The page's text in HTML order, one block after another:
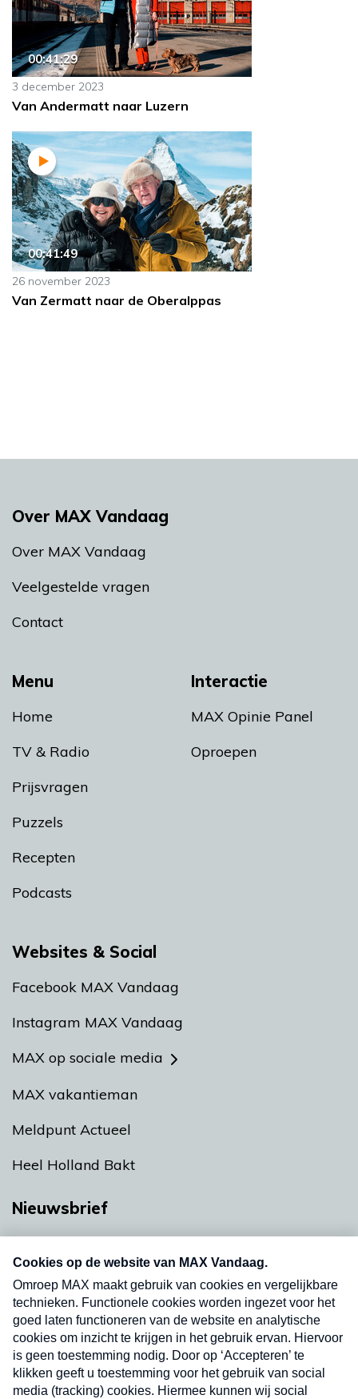
00:41:29
3 december 2023
Van Andermatt naar Luzern
00:41:49
26 november 2023
Van Zermatt naar de Oberalppas
Menu
Home
TV & Radio
Prijsvragen
Puzzels
Recepten
Podcasts
Interactie
MAX Opinie Panel
Oproepen
Over MAX Vandaag
Over MAX Vandaag
Veelgestelde vragen
Contact
Websites & Social
Facebook MAX Vandaag
Instagram MAX Vandaag
MAX op sociale media
MAX vakantieman
Meldpunt Actueel
Heel Holland Bakt
Nieuwsbrief
nieuwsbrief. Elke vrijdag- en dinsdagochtend in
uw mailbox.
Verzend